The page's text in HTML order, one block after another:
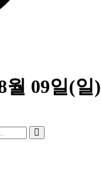
월 09일(일)